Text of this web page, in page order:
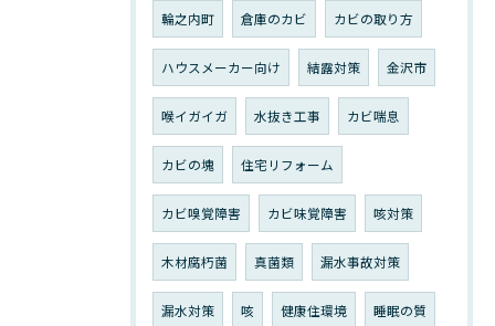
輪之内町 倉庫のカビ カビの取り方
ハウスメーカー向け 結露対策 金沢市
喉イガイガ 水抜き工事 カビ喘息
カビの塊 住宅リフォーム
カビ嗅覚障害 カビ味覚障害 咳対策
木材腐朽菌 真菌類 漏水事故対策
漏水対策 咳 健康住環境 睡眠の質